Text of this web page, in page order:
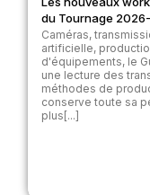
du Tournage
Caméras,
artificielle,
d'équipements, le
une lecture des
méthodes de
conserve toute sa
plus[...]